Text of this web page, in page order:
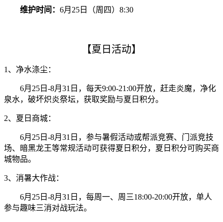
维护时间： 6月25日（周四）8:30
【夏日活动】
1、 净水涤尘：
6月25日-8月31日，每天9:00-21:00开放，赶走炎魔，净化
泉水，破坏炽炎祭坛，获取奖励与夏日积分。
2、 夏日商城：
6月25日-8月31日，参与暑假活动或帮派竞赛、门派竞技
场、暗黑龙王等常规活动可获得夏日积分，夏日积分可购买商
城物品。
3、 消暑大作战：
6月25日-8月31日，每周一、周三18:00-20:00开放，单人
参与趣味三消对战玩法。